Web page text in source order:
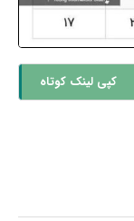
کپی لینک کوتاه